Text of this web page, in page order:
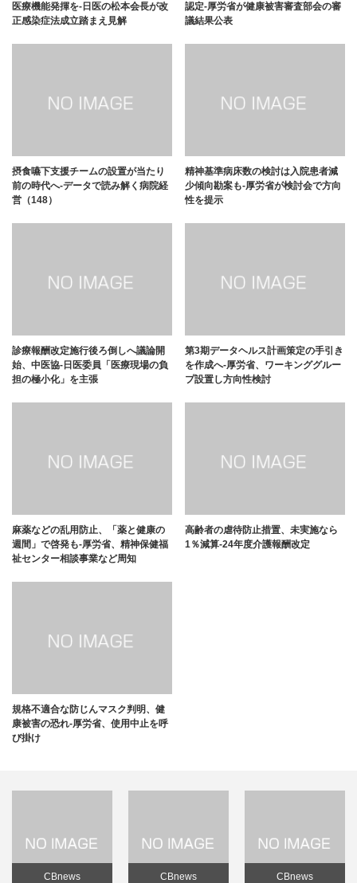
医療機能発揮を-日医の松本会長が改
正感染症法成立踏まえ見解
認定-厚労省が健康被害審査部会の審
議結果公表
摂食嚥下支援チームの設置が当たり
前の時代へ-データで読み解く病院経
営（148）
精神基準病床数の検討は入院患者減
少傾向勘案も-厚労省が検討会で方向
性を提示
診療報酬改定施行後ろ倒しへ議論開
始、中医協-日医委員「医療現場の負
担の極小化」を主張
第3期データヘルス計画策定の手引き
を作成へ-厚労省、ワーキンググルー
プ設置し方向性検討
麻薬などの乱用防止、「薬と健康の
週間」で啓発も-厚労省、精神保健福
祉センター相談事業など周知
高齢者の虐待防止措置、未実施なら
1％減算-24年度介護報酬改定
規格不適合な防じんマスク判明、健
康被害の恐れ-厚労省、使用中止を呼
び掛け
CBnews CBnews CBnews